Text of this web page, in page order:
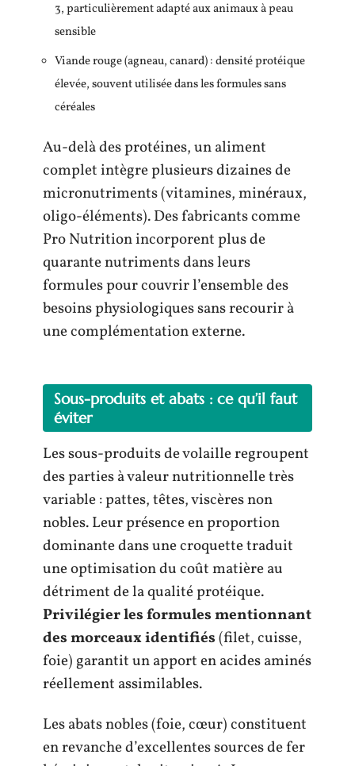
3, particulièrement adapté aux animaux à peau
sensible
Viande rouge (agneau, canard) : densité protéique
élevée, souvent utilisée dans les formules sans
céréales
Au-delà des protéines, un aliment
complet intègre plusieurs dizaines de
micronutriments (vitamines, minéraux,
oligo-éléments). Des fabricants comme
Pro Nutrition incorporent plus de
quarante nutriments dans leurs
formules pour couvrir l’ensemble des
besoins physiologiques sans recourir à
une complémentation externe.
Sous-produits et abats : ce qu’il faut
éviter
Les sous-produits de volaille regroupent
des parties à valeur nutritionnelle très
variable : pattes, têtes, viscères non
nobles. Leur présence en proportion
dominante dans une croquette traduit
une optimisation du coût matière au
détriment de la qualité protéique.
Privilégier les formules mentionnant
des morceaux identifiés(filet, cuisse,
foie) garantit un apport en acides aminés
réellement assimilables.
Les abats nobles (foie, cœur) constituent
en revanche d’excellentes sources de fer